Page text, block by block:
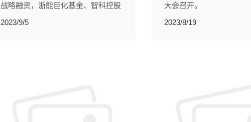
战略融资，浙能巨化基金、智科控股
基金积极跟投。
2023/9/5
大会召开。
2023/8/19